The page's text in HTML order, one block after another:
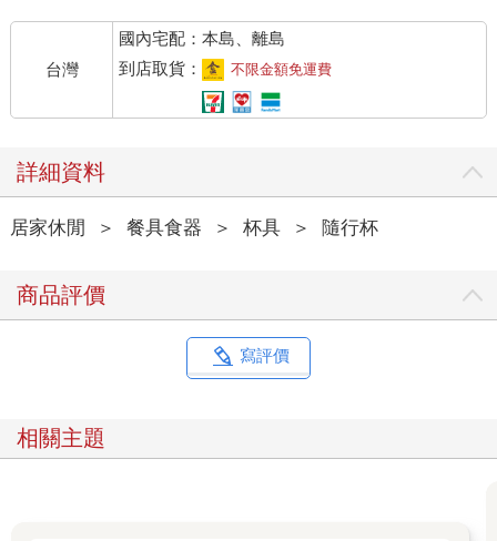
台灣
國內宅配：本島、離島
到店取貨：
不限金額免運費
詳細資料
居家休閒 ＞ 餐具食器 ＞ 杯具 ＞ 隨行杯
商品評價
寫評價
相關主題